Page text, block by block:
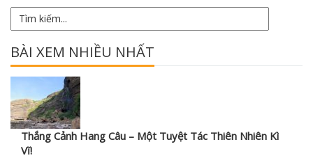
BÀI XEM NHIỀU NHẤT
Thắng Cảnh Hang Câu – Một Tuyệt Tác Thiên Nhiên Kì
Vĩ!